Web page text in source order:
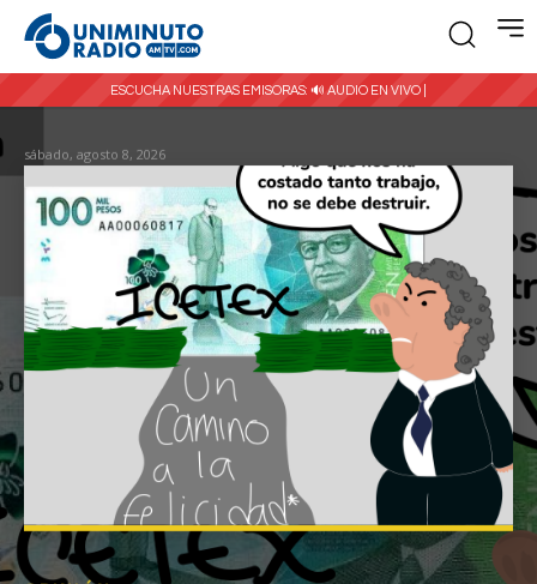
ESCUCHA NUESTRAS EMISORAS: 🔊 AUDIO EN VIVO |
sábado, agosto 8, 2026